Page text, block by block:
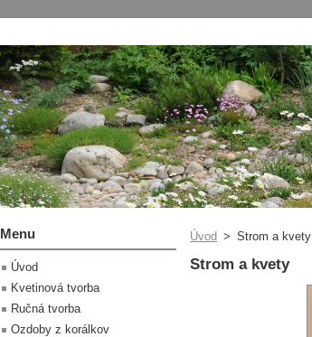
Úvod > Strom a kvety
Strom a kvety
Menu
Úvod
Kvetinová tvorba
Ručná tvorba
Ozdoby z korálkov